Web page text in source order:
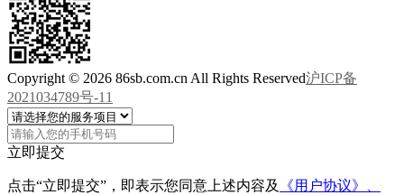
Copyright © 2026 86sb.com.cn All Rights Reserved沪ICP备
2021034789号-11
立即提交
点击“立即提交”，即表示您同意上述内容及
《用户协议》、